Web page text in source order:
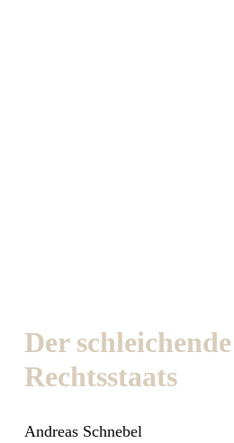
Der
Rechtsstaats
Andreas Schnebel